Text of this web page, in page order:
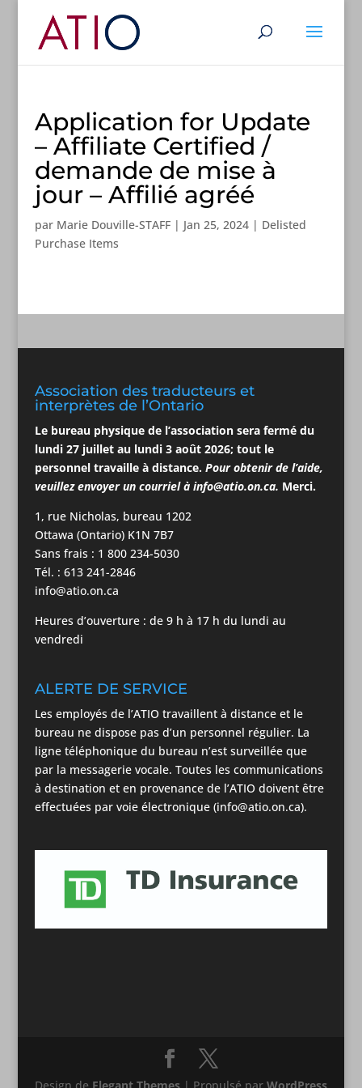
Application for Update
– Affiliate Certified /
demande de mise à
jour – Affilié agréé
par Marie Douville-STAFF| Jan 25, 2024| Delisted
Purchase Items
Association des traducteurs et
interprètes de l’Ontario
Le bureau physique de l’association serafermé du
lundi 27 juillet au lundi 3 août 2026; tout le
personnel travaille à distance. Pour obtenir de l’aide,
veuillez envoyer un courriel à info@atio.on.ca. Merci.
1, rue Nicholas, bureau 1202
Ottawa (Ontario) K1N 7B7
Sans frais : 1 800 234-5030
Tél. : 613 241-2846
info@atio.on.ca
Heures d’ouverture : de 9 h à 17 h du lundi au
vendredi
ALERTE DE SERVICE
Les employés de l’ATIO travaillent à distance et le
bureau ne dispose pas d’un personnel régulier. La
ligne téléphonique du bureau n’est surveillée que
par la messagerie vocale. Toutes les communications
à destination et en provenance de l’ATIO doivent être
effectuées par voie électronique (info@atio.on.ca).
Design de Elegant Themes| Propulsé par WordPress